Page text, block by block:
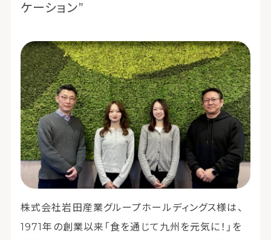
ケーション”
株式会社岩田産業グループホールディングス様は、
1971年の創業以来「食を通じて九州を元気に！」を